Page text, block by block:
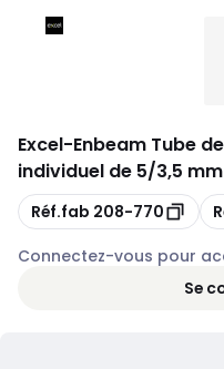
Excel-Enbeam Tube
individuel de 5/3,5 mm
Copie
Réf.fab 208-770
Connectez-vous pour
Se